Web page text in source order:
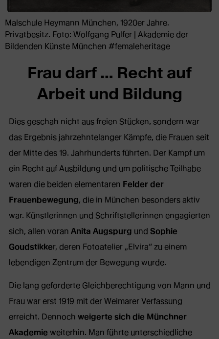
Malschule Heymann München, 1920er Jahre.
Privatbesitz. Foto: Wolfgang Pulfer | Akademie der
Bildenden Künste München #femaleheritage
Frau darf … Recht auf
Arbeit und Bildung
Dies geschah nicht aus freien Stücken, sondern war
das Ergebnis jahrzehntelanger Kämpfe, die Frauen seit
der Mitte des 19. Jahrhunderts führten. Der Kampf um
ein Recht auf Ausbildung und um politische Teilhabe
waren die beiden elementaren Felder der
Frauenbewegung, die in München besonders aktiv
war. Künstlerinnen und Schriftstellerinnen engagierten
sich, allen voran Anita Augspurg und Sophie
Goudstikker, deren Fotoatelier „Elvira“ zu einem
lebendigen Zentrum der Bewegung wurde.
Die lang geforderte Gleichberechtigung von Mann und
Frau war erst 1919 mit der Weimarer Verfassung
erreicht. Dennoch weigerte sich die Münchner
Akademie weiterhin. Man führte unterschiedliche